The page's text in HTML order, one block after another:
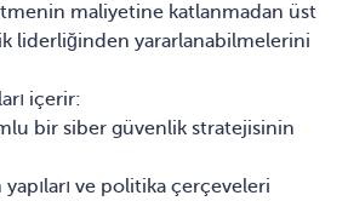
maliyetine katlanmadan üst
liderliğinden yararlanabilmelerini
içerir:
bir siber güvenlik stratejisinin
ve politika çerçeveleri